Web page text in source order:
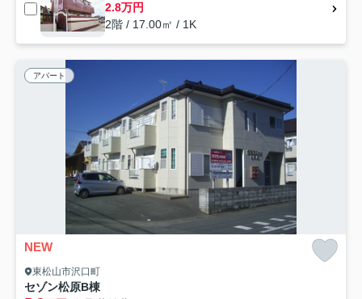
2.8万円
2階 / 17.00㎡ / 1K
アパート
NEW
東松山市沢口町
セゾン松原B棟